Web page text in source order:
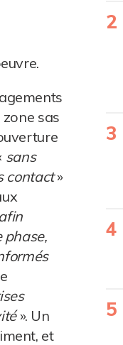
sas
sans
contact»
phase,
». Un
et